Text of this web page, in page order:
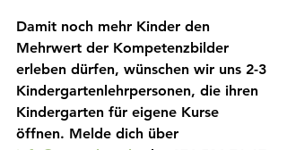
Damit noch mehr Kinder den
Mehrwert der Kompetenzbilder
erleben dürfen, wünschen wir uns 2-3
Kindergartenlehrpersonen, die ihren
Kindergarten für eigene Kurse
öffnen. Melde dich über